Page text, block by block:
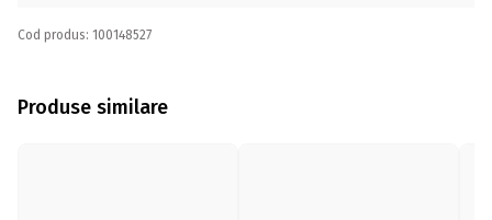
Cod produs: 100148527
Produse similare